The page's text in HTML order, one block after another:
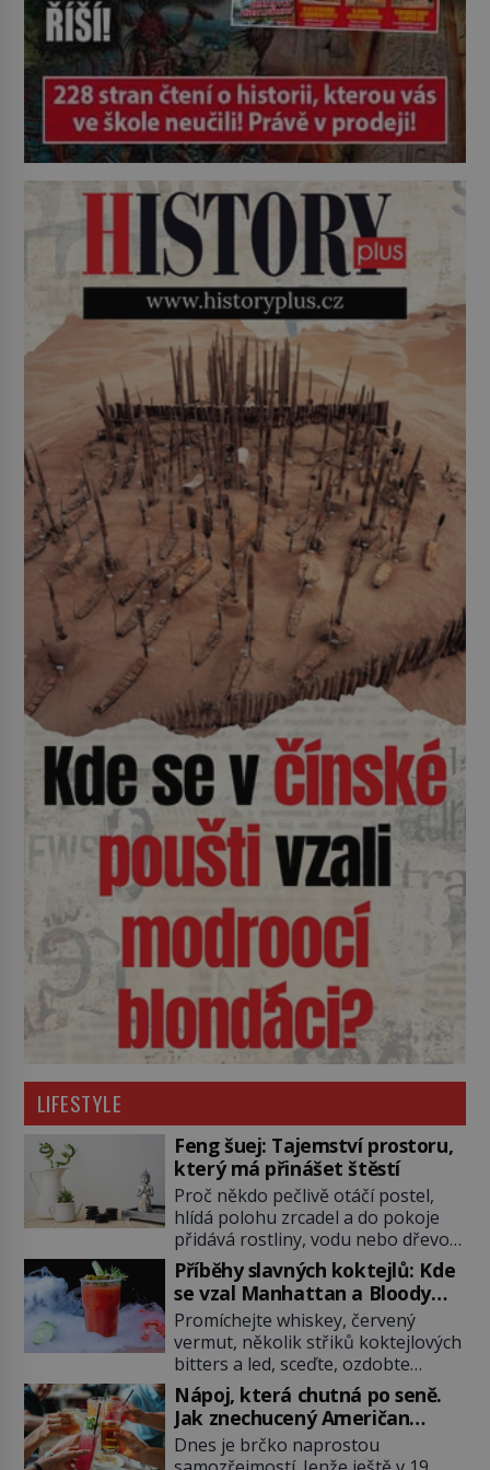
LIFESTYLE
Feng šuej: Tajemství prostoru,
který má přinášet štěstí
Proč někdo pečlivě otáčí postel,
hlídá polohu zrcadel a do pokoje
přidává rostliny, vodu nebo dřevo?
Feng šuej tvrdí, že domov není jen
soubor zdí a nábytku. Je to prostor,
kterým proudí energie čchi a jeho
uspořádání může ovlivňovat, jak se
v něm člověk cítí. Feng šuej má
kořeny ve staré Číně a jeho historie
[…]
Příběhy slavných koktejlů: Kde
se vzal Manhattan a Bloody
Mary?
Promíchejte whiskey, červený
vermut, několik střiků koktejlových
bitters a led, sceďte, ozdobte
koktejlovou třešinkou a tadá…
Manhattan je tu! A pokud to má být
skutečně on, dejte si pozor, ať
místo klasické americké rye
Nápoj, která chutná po seně.
Jak znechucený Američan
vymyslel brčko
Dnes je brčko naprostou